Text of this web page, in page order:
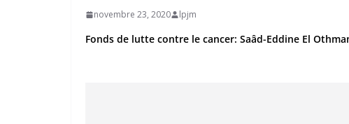
novembre 23, 2020 lpjm
Fonds de lutte contre le cancer: Saâd-Eddine El